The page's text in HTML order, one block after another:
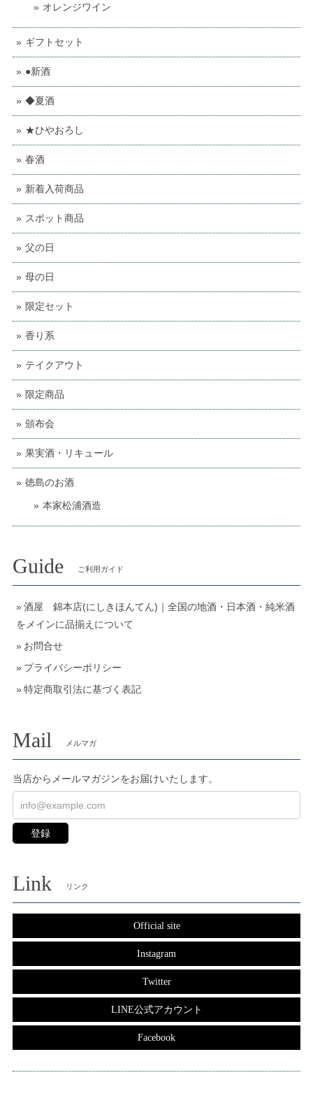
オレンジワイン
ギフトセット
●新酒
◆夏酒
★ひやおろし
春酒
新着入荷商品
スポット商品
父の日
母の日
限定セット
香り系
テイクアウト
限定商品
頒布会
果実酒・リキュール
徳島のお酒
本家松浦酒造
Guide ご利用ガイド
酒屋 錦本店(にしきほんてん)｜全国の地酒・日本酒・純米酒
をメインに品揃えについて
お問合せ
プライバシーポリシー
特定商取引法に基づく表記
Mail メルマガ
当店からメールマガジンをお届けいたします。
登録
Link リンク
Official site
Instagram
Twitter
LINE公式アカウント
Facebook